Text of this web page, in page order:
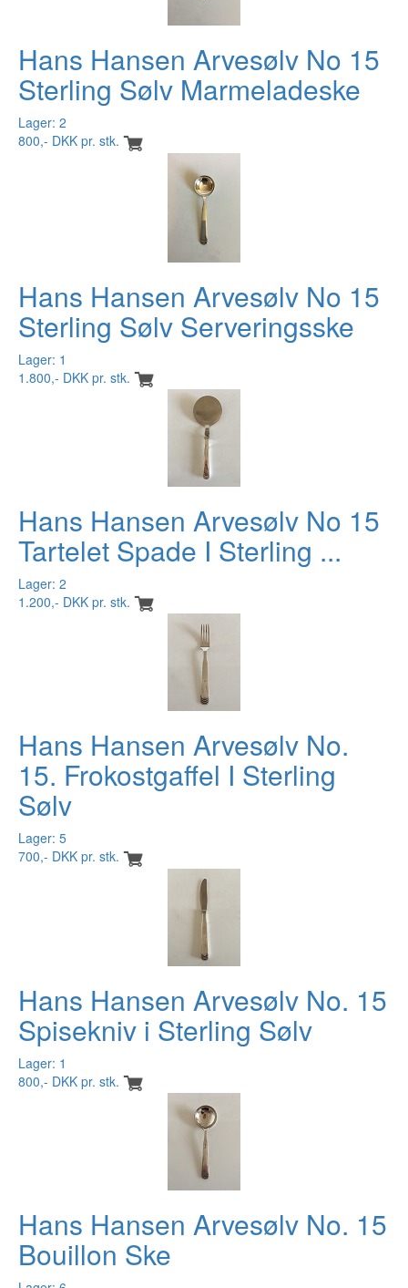
Hans Hansen Arvesølv No 15
Sterling Sølv Marmeladeske
Lager: 2
800,- DKK pr. stk.
Hans Hansen Arvesølv No 15
Sterling Sølv Serveringsske
Lager: 1
1.800,- DKK pr. stk.
Hans Hansen Arvesølv No 15
Tartelet Spade I Sterling ...
Lager: 2
1.200,- DKK pr. stk.
Hans Hansen Arvesølv No.
15. Frokostgaffel I Sterling
Sølv
Lager: 5
700,- DKK pr. stk.
Hans Hansen Arvesølv No. 15
Spisekniv i Sterling Sølv
Lager: 1
800,- DKK pr. stk.
Hans Hansen Arvesølv No. 15
Bouillon Ske